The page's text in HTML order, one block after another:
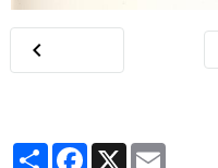
PartagerFacebook
X